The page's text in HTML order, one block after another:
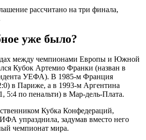
рассчитано на три финала,
уже было?
между чемпионами Европы и Южной
Кубок Артемио Франки (назван в
УЕФА). В 1985-м Франция
в Париже, а в 1993-м Аргентина
5:4 по пенальти) в Мар-дель-Плата.
Кубка Конфедераций,
упразднила, задумав вместо него
чемпионат мира.